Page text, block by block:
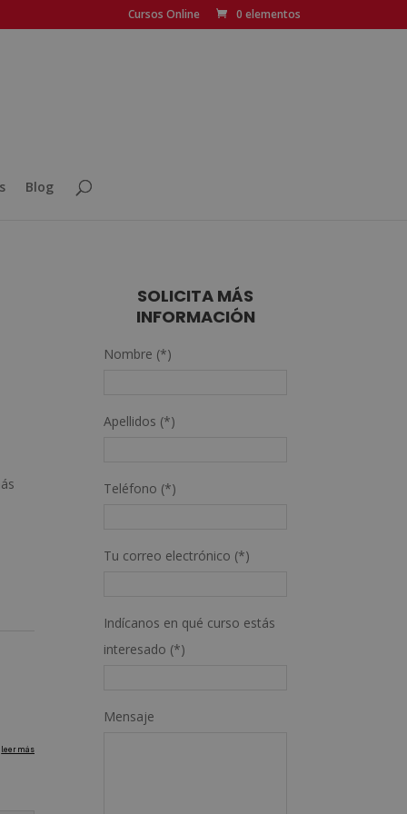
Cursos Online 0 elementos
Blog
SOLICITA MÁS
INFORMACIÓN
Nombre (*)
Apellidos (*)
Teléfono (*)
Tu correo electrónico (*)
Indícanos en qué curso estás
interesado (*)
Mensaje